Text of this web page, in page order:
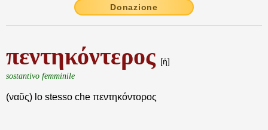
Donazione
πεντηκόντερος [ἡ]
sostantivo femminile
(ναῦς) lo stesso che πεντηκόντορος